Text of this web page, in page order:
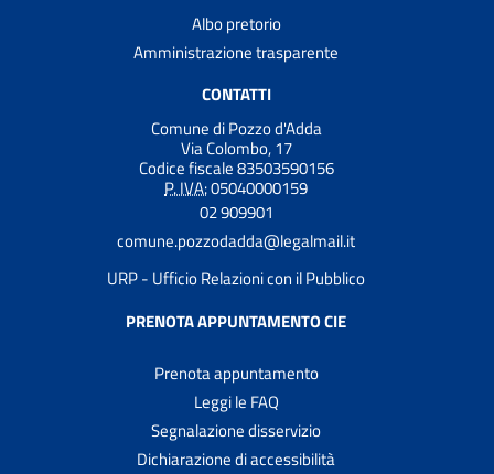
Albo pretorio
Amministrazione trasparente
CONTATTI
Comune di Pozzo d'Adda
Via Colombo, 17
Codice fiscale 83503590156
P. IVA:05040000159
02 909901
comune.pozzodadda@legalmail.it
URP - Ufficio Relazioni con il Pubblico
PRENOTA APPUNTAMENTO CIE
Prenota appuntamento
Leggi le FAQ
Segnalazione disservizio
Dichiarazione di accessibilità